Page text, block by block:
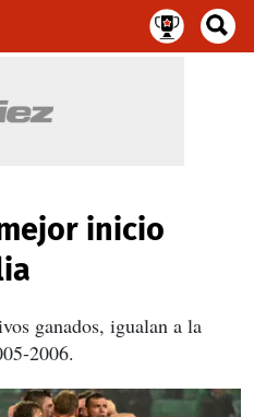
inicio
ganados, igualan a la
2006.